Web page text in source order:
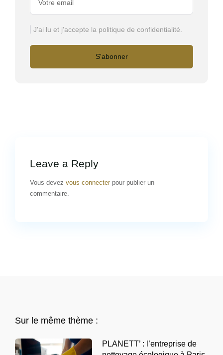
J'ai lu et j'accepte la politique de confidentialité.
S'abonner
Leave a Reply
Vous devez vous connecter pour publier un
commentaire.
Sur le même thème :
PLANETT’ : l’entreprise de